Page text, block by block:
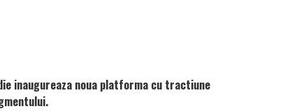
inaugureaza noua platforma cu tractiune